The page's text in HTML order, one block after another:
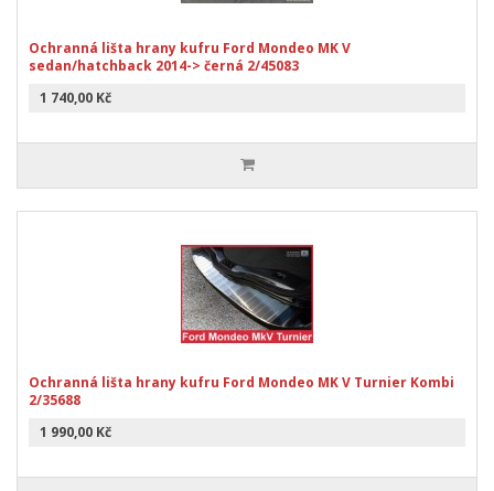
Ochranná lišta hrany kufru Ford Mondeo MK V
sedan/hatchback 2014-> černá 2/45083
1 740,00 Kč
Ochranná lišta hrany kufru Ford Mondeo MK V Turnier Kombi
2/35688
1 990,00 Kč